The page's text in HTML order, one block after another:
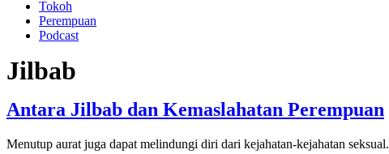
Tokoh
Perempuan
Podcast
Jilbab
Antara Jilbab dan Kemaslahatan Perempuan
Menutup aurat juga dapat melindungi diri dari kejahatan-kejahatan seksual.